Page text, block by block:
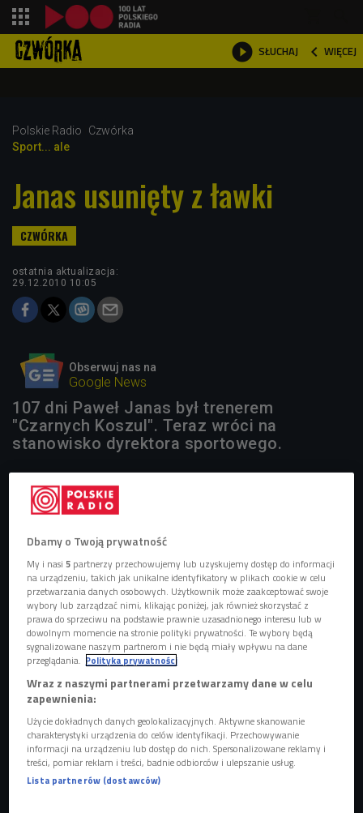
 SŁUCHAJ  WIĘCEJ

Polskie Radio
Czwórka
Sport... ale
Janas usunięty z ławki
ostatnia aktualizacja:
29.12.2010 10:05
Obserwuj nas na
Google News
107 dni Paweł Janas był trenerem
"Czarnych Koszul". Teraz wróci na
stanowisko dyrektora sportowego.
Przegląd Sportowy: Józef Wojciechowski, właściciel
Polonii, oficjalnie ogłosił to, co było oczywiste już od kilku
pracą Janasa w roli trenera. Żalił się jednak przede
wszystkim dziennikarzom, z zainteresowanym spotkał się
dopiero wczoraj. "Ustaliliśmy, że lepiej, jak wróci na miejsce,
które zajmował latem. To była przyjacielska rozmowa,
Paweł przyjął to po męsku" - zapewnia Wojciechowski.
Janas wczoraj tradycyjnie telefonów nie odbierał, jego
asystent Piotr Stokowiec do wieczora utrzymywał, że nie
został jeszcze o tych zmianach oficjalnie poinformowany.
Ale obaj nie mogą być zaskoczeni.
Tak naprawdę, zaskoczony nie powinien być nikt. Prezes
Wojciechowski wykazał się wręcz niebywałą cierpliwością i
pozwolił Janasowi na dokończenie rundy jesiennej na
Dbamy o Twoją prywatność
My i nasi 5 partnerzy przechowujemy lub uzyskujemy dostęp do informacji
na urządzeniu, takich jak unikalne identyfikatory w plikach cookie w celu
przetwarzania danych osobowych. Użytkownik może zaakceptować swoje
wybory lub zarządzać nimi, klikając poniżej, jak również skorzystać z
prawa do sprzeciwu na podstawie prawnie uzasadnionego interesu lub w
dowolnym momencie na stronie polityki prywatności. Te wybory będą
sygnalizowane naszym partnerom i nie będą miały wpływu na dane
przeglądania.
Polityka prywatności
Wraz z naszymi partnerami przetwarzamy dane w celu
zapewnienia:
Użycie dokładnych danych geolokalizacyjnych. Aktywne skanowanie
charakterystyki urządzenia do celów identyfikacji. Przechowywanie
informacji na urządzeniu lub dostęp do nich. Spersonalizowane reklamy i
treści, pomiar reklam i treści, badnie odbiorców i ulepszanie usług.
Lista partnerów (dostawców)